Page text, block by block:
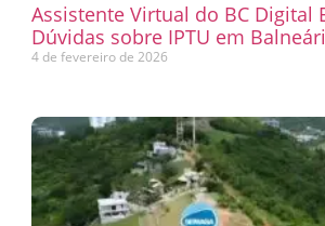
Assistente Virtual do BC Digital
Dúvidas sobre IPTU em
4 de fevereiro de 2026